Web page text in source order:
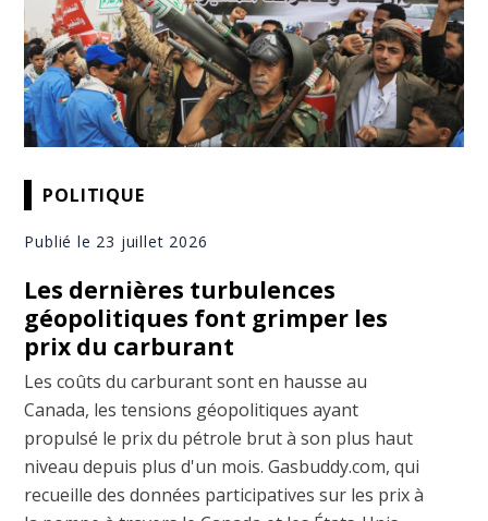
POLITIQUE
Publié le 23 juillet 2026
Les dernières turbulences
géopolitiques font grimper les
prix du carburant
Les coûts du carburant sont en hausse au
Canada, les tensions géopolitiques ayant
propulsé le prix du pétrole brut à son plus haut
niveau depuis plus d'un mois. Gasbuddy.com, qui
recueille des données participatives sur les prix à